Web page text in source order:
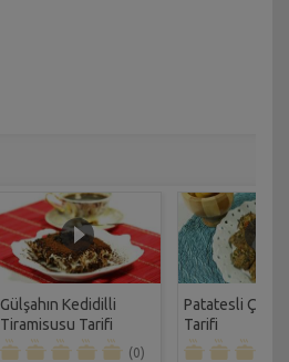
Gülşahın Kedidilli
Tiramisusu Tarifi
(0)
Patatesli Çıtır
Tarifi